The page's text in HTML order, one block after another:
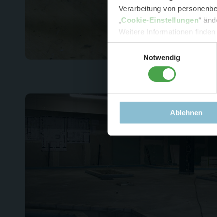
Verarbeitung von
„Cookie-Einstellungen“
Weitere Informationen
Notwendig
Ablehnen
-
-